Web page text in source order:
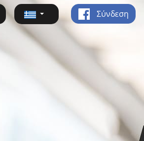
Σύνδεση